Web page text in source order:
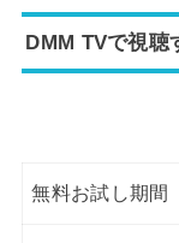
DMM TVで視聴
無料お試し期間